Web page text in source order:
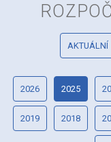
AKTUÁLNÍ
2026 2025
2019 2018